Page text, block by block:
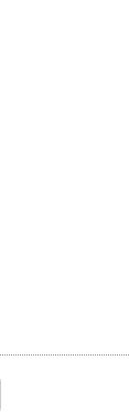
）
ンドウで開きます）